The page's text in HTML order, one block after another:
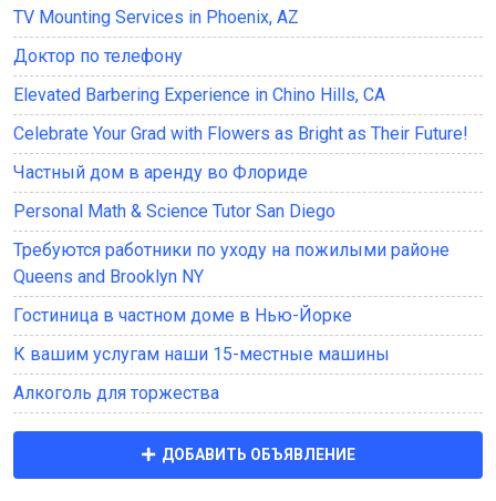
TV Mounting Services in Phoenix, AZ
Доктор по телефону
Elevated Barbering Experience in Chino Hills, CA
Celebrate Your Grad with Flowers as Bright as Their Future!
Частный дом в аренду во Флориде
Personal Math & Science Tutor San Diego
Требуются работники по уходу на пожилыми районе
Queens and Brooklyn NY
Гостиница в частном доме в Нью-Йорке
К вашим услугам наши 15-местные машины
Алкоголь для торжества
ДОБАВИТЬ ОБЪЯВЛЕНИЕ